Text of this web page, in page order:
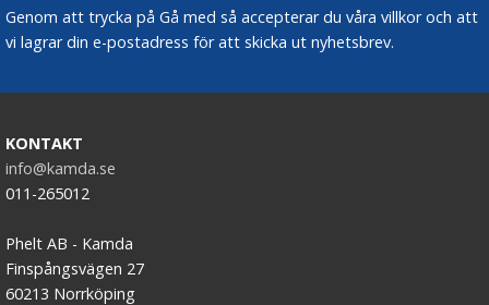
Genom att trycka på Gå med så accepterar du våra villkor och att
vi lagrar din e-postadress för att skicka ut nyhetsbrev.
KONTAKT
info@kamda.se
011-265012
Phelt AB - Kamda
Finspångsvägen 27
60213 Norrköping